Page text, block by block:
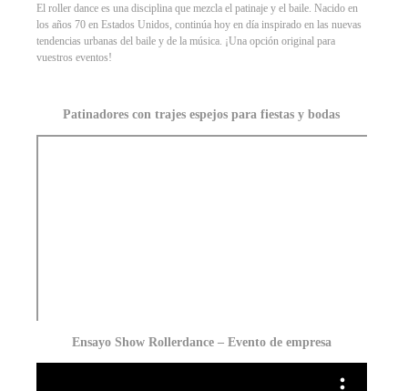
El roller dance es una disciplina que mezcla el patinaje y el baile. Nacido en
los años 70 en Estados Unidos, continúa hoy en día inspirado en las nuevas
tendencias urbanas del baile y de la música. ¡Una opción original para
vuestros eventos!
Patinadores con trajes espejos para fiestas y bodas
Ensayo Show Rollerdance – Evento de empresa